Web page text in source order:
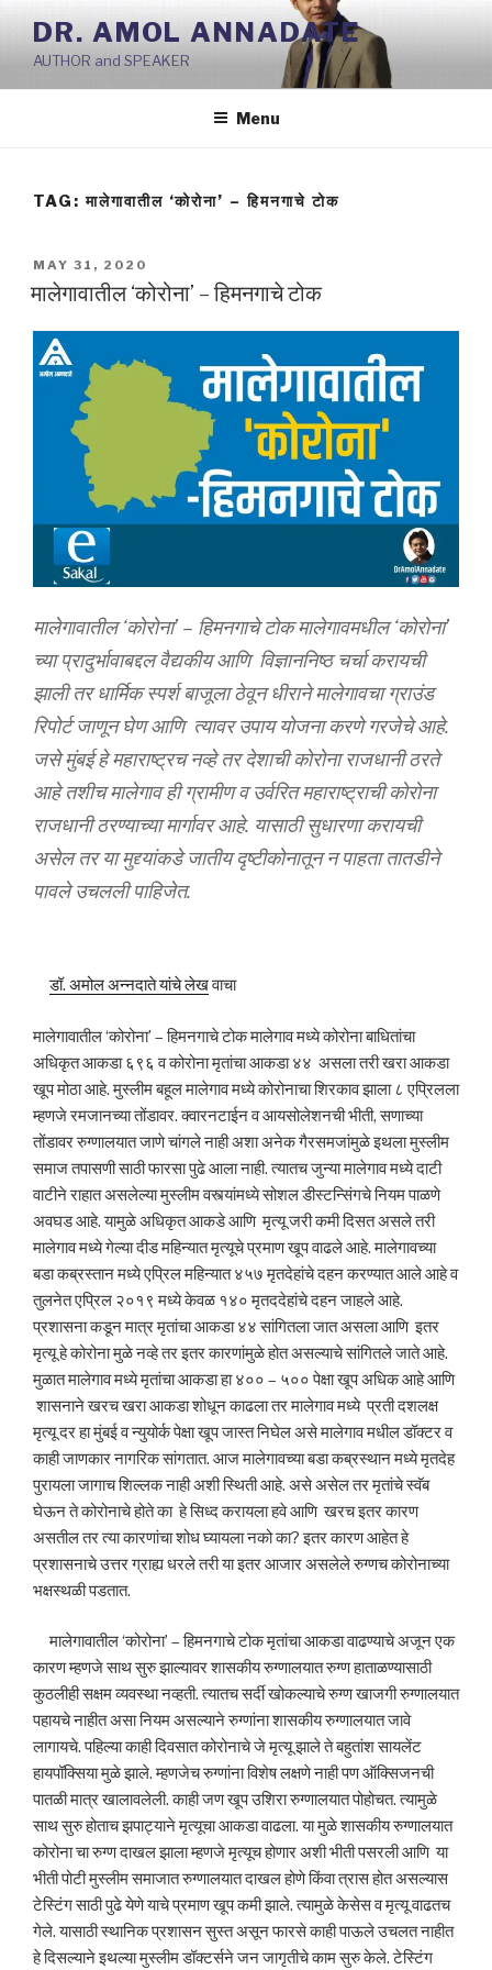
Skip
content
DR. AMOL ANNADATE
AUTHOR and SPEAKER
Menu
TAG:मालेगावातील ‘कोरोना’ – हिमनगाचे टोक
POSTED
ON
MAY 31, 2020
मालेगावातील ‘कोरोना’ – हिमनगाचे टोक
मालेगावातील ‘कोरोना’ – हिमनगाचे टोक मालेगावमधील ‘कोरोना’
च्या प्रादुर्भावाबद्दल वैद्यकीय आणि विज्ञाननिष्ठ चर्चा करायची
झाली तर धार्मिक स्पर्श बाजूला ठेवून धीराने मालेगावचा ग्राउंड
रिपोर्ट जाणून घेण आणि त्यावर उपाय योजना करणे गरजेचे आहे.
जसे मुंबई हे महाराष्ट्रच नव्हे तर देशाची कोरोना राजधानी ठरते
आहे तशीच मालेगाव ही ग्रामीण व उर्वरित महाराष्ट्राची कोरोना
राजधानी ठरण्याच्या मार्गावर आहे. यासाठी सुधारणा करायची
असेल तर या मुद्द्यांकडे जातीय दृष्टीकोनातून न पाहता तातडीने
पावले उचलली पाहिजेत.
डॉ. अमोल अन्नदाते यांचे लेखवाचा
मालेगावातील ‘कोरोना’ – हिमनगाचे टोक मालेगाव मध्ये कोरोना बाधितांचा
अधिकृत आकडा ६९६ व कोरोना मृतांचा आकडा ४४ असला तरी खरा आकडा
खूप मोठा आहे. मुस्लीम बहूल मालेगाव मध्ये कोरोनाचा शिरकाव झाला ८ एप्रिलला
म्हणजे रमजानच्या तोंडावर. क्वारनटाईन व आयसोलेशनची भीती, सणाच्या
तोंडावर रुग्णालयात जाणे चांगले नाही अशा अनेक गैरसमजांमुळे इथला मुस्लीम
समाज तपासणी साठी फारसा पुढे आला नाही. त्यातच जुन्या मालेगाव मध्ये दाटी
वाटीने राहात असलेल्या मुस्लीम वस्त्यांमध्ये सोशल डीस्टन्सिंगचे नियम पाळणे
अवघड आहे. यामुळे अधिकृत आकडे आणि मृत्यू जरी कमी दिसत असले तरी
मालेगाव मध्ये गेल्या दीड महिन्यात मृत्यूचे प्रमाण खूप वाढले आहे. मालेगावच्या
बडा कब्रस्तान मध्ये एप्रिल महिन्यात ४५७ मृतदेहांचे दहन करण्यात आले आहे व
तुलनेत एप्रिल २०१९ मध्ये केवळ १४० मृतददेहांचे दहन जाहले आहे.
प्रशासना कडून मात्र मृतांचा आकडा ४४ सांगितला जात असला आणि इतर
मृत्यू हे कोरोना मुळे नव्हे तर इतर कारणांमुळे होत असल्याचे सांगितले जाते आहे.
मुळात मालेगाव मध्ये मृतांचा आकडा हा ४०० – ५०० पेक्षा खूप अधिक आहे आणि
शासनाने खरच खरा आकडा शोधून काढला तर मालेगाव मध्ये प्रती दशलक्ष
मृत्यू दर हा मुंबई व न्युयोर्क पेक्षा खूप जास्त निघेल असे मालेगाव मधील डॉक्टर व
काही जाणकार नागरिक सांगतात. आज मालेगावच्या बडा कब्रस्थान मध्ये मृतदेह
पुरायला जागाच शिल्लक नाही अशी स्थिती आहे. असे असेल तर मृतांचे स्वॅब
घेऊन ते कोरोनाचे होते का हे सिध्द करायला हवे आणि खरच इतर कारण
असतील तर त्या कारणांचा शोध घ्यायला नको का? इतर कारण आहेत हे
प्रशासनाचे उत्तर ग्राह्य धरले तरी या इतर आजार असलेले रुग्णच कोरोनाच्या
भक्षस्थळी पडतात.
मालेगावातील ‘कोरोना’ – हिमनगाचे टोक मृतांचा आकडा वाढण्याचे अजून एक
कारण म्हणजे साथ सुरु झाल्यावर शासकीय रुग्णालयात रुग्ण हाताळण्यासाठी
कुठलीही सक्षम व्यवस्था नव्हती. त्यातच सर्दी खोकल्याचे रुग्ण खाजगी रुग्णालयात
पहायचे नाहीत असा नियम असल्याने रुग्णांना शासकीय रुग्णालयात जावे
लागायचे. पहिल्या काही दिवसात कोरोनाचे जे मृत्यू झाले ते बहुतांश सायलेंट
हायपॉक्सिया मुळे झाले. म्हणजेच रुग्णांना विशेष लक्षणे नाही पण ऑक्सिजनची
पातळी मात्र खालावलेली. काही जण खूप उशिरा रुग्णालयात पोहोचत. त्यामुळे
साथ सुरु होताच झपाट्याने मृत्यूचा आकडा वाढला. या मुळे शासकीय रुग्णालयात
कोरोना चा रुग्ण दाखल झाला म्हणजे मृत्यूच होणार अशी भीती पसरली आणि या
भीती पोटी मुस्लीम समाजात रुग्णालयात दाखल होणे किंवा त्रास होत असल्यास
टेस्टिंग साठी पुढे येणे याचे प्रमाण खूप कमी झाले. त्यामुळे केसेस व मृत्यू वाढतच
गेले. यासाठी स्थानिक प्रशासन सुस्त असून फारसे काही पाऊले उचलत नाहीत
हे दिसल्याने इथल्या मुस्लीम डॉक्टर्सने जन जागृतीचे काम सुरु केले. टेस्टिंग